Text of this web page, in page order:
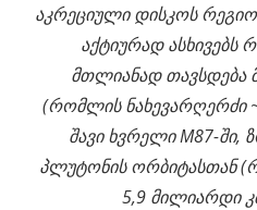
აკრეციული დისკოს
აქტიურად ასხივებს
მთლიანად თავსდება
(რომლის ნახევარღერძი
შავი ხვრელი M87-ში,
პლუტონის ორბიტასთან
5,9 მილიარდი